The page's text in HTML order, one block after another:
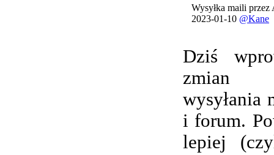
Wysyłka maili
2023-01-10 @Kane
Dziś
zmian
wysyłania
i forum.
lepiej